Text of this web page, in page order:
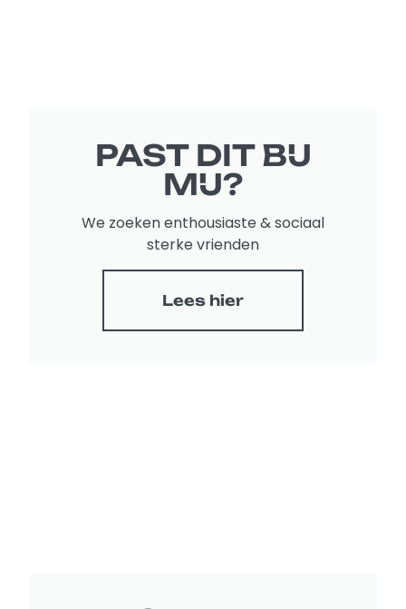
PAST DIT BIJ
MIJ?
We zoeken enthousiaste & sociaal
sterke vrienden
Lees hier